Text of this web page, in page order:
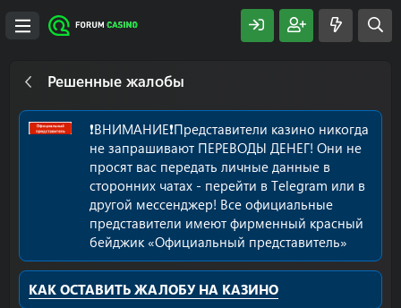
Решенные жалобы
❗️ВНИМАНИЕ❗️Представители казино никогда
не запрашивают ПЕРЕВОДЫ ДЕНЕГ! Они не
просят вас передать личные данные в
сторонних чатах - перейти в Telegram или в
другой мессенджер! Все официальные
представители имеют фирменный красный
бейджик «Официальный представитель»
КАК ОСТАВИТЬ ЖАЛОБУ НА КАЗИНО